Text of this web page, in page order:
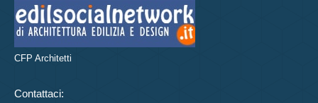
CFP Architetti
Contattaci: